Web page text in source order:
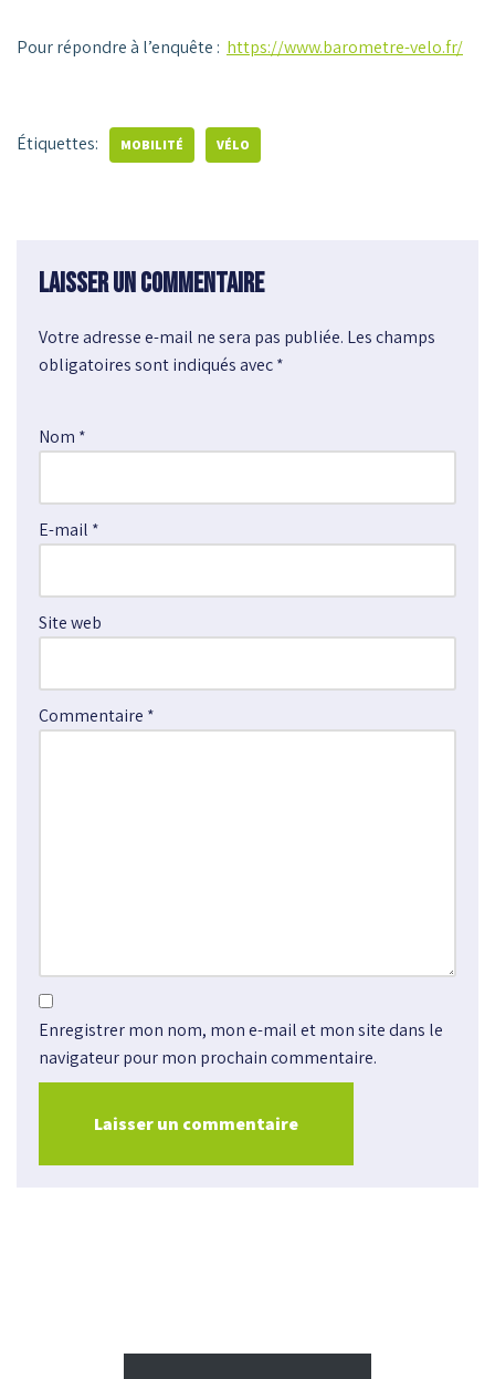
Pour répondre à l’enquête : https://www.barometre-velo.fr/
Étiquettes: MOBILITÉ VÉLO
Laisser un commentaire
Votre adresse e-mail ne sera pas publiée. Les champs
obligatoires sont indiqués avec*
Nom *
E-mail *
Site web
Commentaire *
Enregistrer mon nom, mon e-mail et mon site dans le
navigateur pour mon prochain commentaire.
A
l
r
a
t
e
: